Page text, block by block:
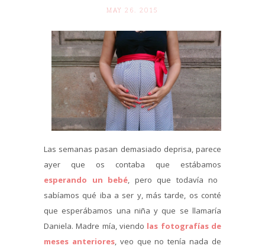
MAY 26. 2015
Las semanas pasan demasiado deprisa, parece
ayer que os contaba que estábamos
esperando un bebé, pero que todavía no
sabíamos qué iba a ser y, más tarde, os conté
que esperábamos una niña y que se llamaría
Daniela. Madre mía, viendo las fotografías de
meses anteriores, veo que no tenía nada de